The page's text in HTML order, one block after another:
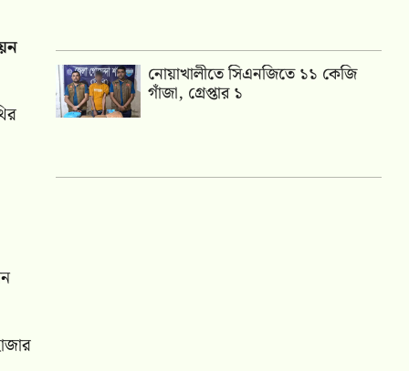
নোয়াখালীতে সিএনজিতে ১১ কেজি
গাঁজা, গ্রেপ্তার ১